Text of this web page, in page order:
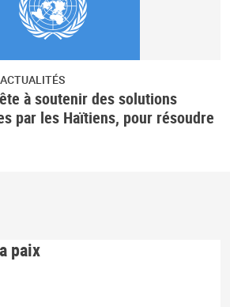
ACTUALITÉS
à soutenir des solutions
par les Haïtiens, pour résoudre
paix